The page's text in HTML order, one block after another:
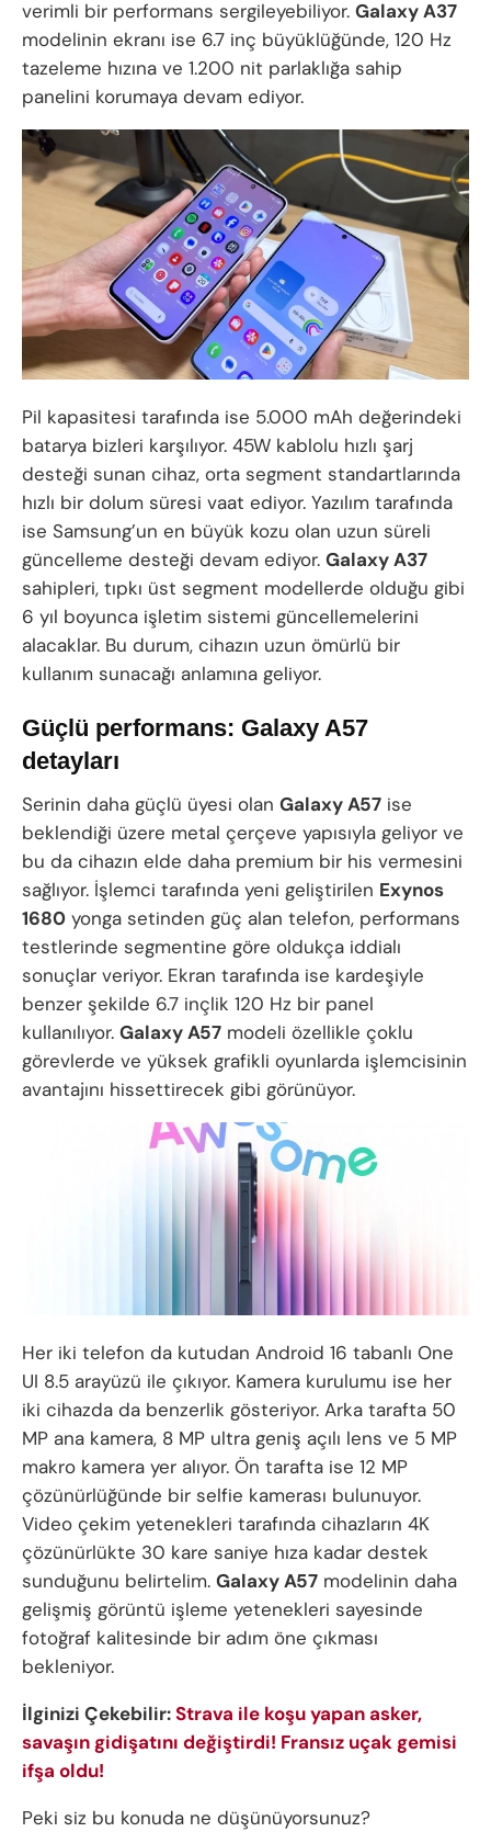
verimli bir performans sergileyebiliyor. Galaxy A37
modelinin ekranı ise 6.7 inç büyüklüğünde, 120 Hz
tazeleme hızına ve 1.200 nit parlaklığa sahip
panelini korumaya devam ediyor.
Pil kapasitesi tarafında ise 5.000 mAh değerindeki
batarya bizleri karşılıyor. 45W kablolu hızlı şarj
desteği sunan cihaz, orta segment standartlarında
hızlı bir dolum süresi vaat ediyor. Yazılım tarafında
ise Samsung’un en büyük kozu olan uzun süreli
güncelleme desteği devam ediyor. Galaxy A37
sahipleri, tıpkı üst segment modellerde olduğu gibi
6 yıl boyunca işletim sistemi güncellemelerini
alacaklar. Bu durum, cihazın uzun ömürlü bir
kullanım sunacağı anlamına geliyor.
Güçlü performans: Galaxy A57
detayları
Serinin daha güçlü üyesi olan Galaxy A57 ise
beklendiği üzere metal çerçeve yapısıyla geliyor ve
bu da cihazın elde daha premium bir his vermesini
sağlıyor. İşlemci tarafında yeni geliştirilen Exynos
1680 yonga setinden güç alan telefon, performans
testlerinde segmentine göre oldukça iddialı
sonuçlar veriyor. Ekran tarafında ise kardeşiyle
benzer şekilde 6.7 inçlik 120 Hz bir panel
kullanılıyor. Galaxy A57 modeli özellikle çoklu
görevlerde ve yüksek grafikli oyunlarda işlemcisinin
avantajını hissettirecek gibi görünüyor.
Her iki telefon da kutudan Android 16 tabanlı One
UI 8.5 arayüzü ile çıkıyor. Kamera kurulumu ise her
iki cihazda da benzerlik gösteriyor. Arka tarafta 50
MP ana kamera, 8 MP ultra geniş açılı lens ve 5 MP
makro kamera yer alıyor. Ön tarafta ise 12 MP
çözünürlüğünde bir selfie kamerası bulunuyor.
Video çekim yetenekleri tarafında cihazların 4K
çözünürlükte 30 kare saniye hıza kadar destek
sunduğunu belirtelim. Galaxy A57 modelinin daha
gelişmiş görüntü işleme yetenekleri sayesinde
fotoğraf kalitesinde bir adım öne çıkması
bekleniyor.
İlginizi Çekebilir:Strava ile koşu yapan asker,
savaşın gidişatını değiştirdi! Fransız uçak gemisi
ifşa oldu!
Peki siz bu konuda ne düşünüyorsunuz?